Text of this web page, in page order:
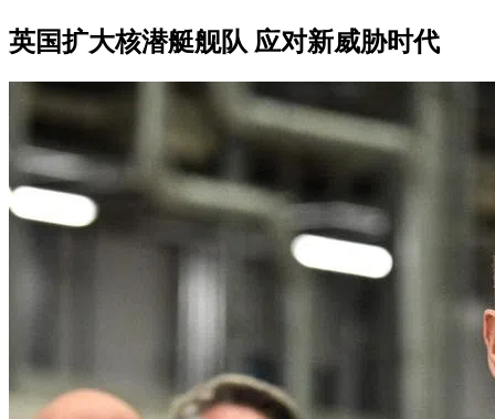
英国扩大核潜艇舰队 应对新威胁时代